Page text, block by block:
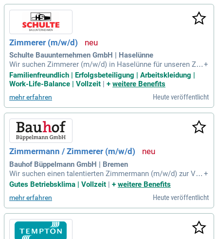
Zimmerer (m/w/d)
Schulte Bauunternehmen GmbH | Haselünne
Wir suchen Zimmerer (m/w/d) in Haselünne für unseren Zi
mmereibetrieb mit 20 fachkundigen Mitarbeitern. Profitieren
Sie von einer leistungsgerechten Vergütung und einem moti
i, darunter Firmenrente und Premium-Krankenschutz. Zudem
bieten wir kontinuierliche Weiterbildungsmöglichkeiten und
hochwertige Maschinenausstattung. Genießen Sie ein ausg
ewogenes Arbeitsleben mit einer teilweise 4-Tage-Woche u
nd E-Bike-Leasing. Nehmen Sie Kontakt mit uns auf und ges
talten Sie Ihre berufliche Zukunft in einem innovativen Umfe
ld!
+
Familienfreundlich | Erfolgsbeteiligung | Arbeitskleidung |
Work-Life-Balance | Vollzeit
+ weitere Benefits
mehr erfahren Heute veröffentlicht
Zimmermann / Zimmerer (m/w/d)
Bauhof Büppelmann GmbH | Bremen
Wir suchen einen talentierten Zimmermann (m/w/d) zur Ver
stärkung unseres Teams in Bremen. Ihre Hauptaufgaben um
auch in Sanierungsprojekten. Engagieren Sie sich in der ene
rgetischen Sanierung und profitieren Sie von vielfältigen Hol
zbauarbeiten. Eine abgeschlossene Ausbildung sowie hand
werkliches Geschick sind essentiell für diese Position. Wir l
egen Wert auf Teamarbeit, Zuverlässigkeit und eine sorgfälti
+
Gutes Betriebsklima | Vollzeit | + weitere Benefits
mehr erfahren Heute veröffentlicht